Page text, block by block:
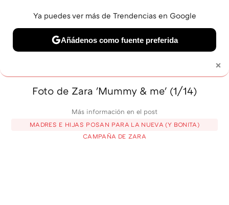
BELLEZA SHOPPING VIAJES GASTRO SNEAKERS
Foto de Zara 'Mummy & me' (1/14)
Más información en el post
MADRES E HIJAS POSAN PARA LA NUEVA (Y BONITA)
CAMPAÑA DE ZARA
×
Ya puedes ver más de Trendencias en Google
Añádenos como fuente preferida